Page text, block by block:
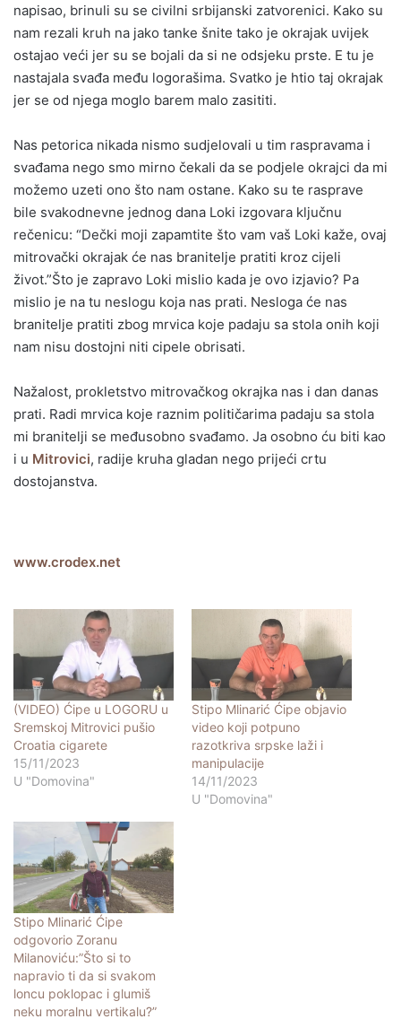
napisao, brinuli su se civilni srbijanski zatvorenici. Kako su
nam rezali kruh na jako tanke šnite tako je okrajak uvijek
ostajao veći jer su se bojali da si ne odsjeku prste. E tu je
nastajala svađa među logorašima. Svatko je htio taj okrajak
jer se od njega moglo barem malo zasititi.
Nas petorica nikada nismo sudjelovali u tim raspravama i
svađama nego smo mirno čekali da se podjele okrajci da mi
možemo uzeti ono što nam ostane. Kako su te rasprave
bile svakodnevne jednog dana Loki izgovara ključnu
rečenicu: “Dečki moji zapamtite što vam vaš Loki kaže, ovaj
mitrovački okrajak će nas branitelje pratiti kroz cijeli
život.”Što je zapravo Loki mislio kada je ovo izjavio? Pa
mislio je na tu neslogu koja nas prati. Nesloga će nas
branitelje pratiti zbog mrvica koje padaju sa stola onih koji
nam nisu dostojni niti cipele obrisati.
Nažalost, prokletstvo mitrovačkog okrajka nas i dan danas
prati. Radi mrvica koje raznim političarima padaju sa stola
mi branitelji se međusobno svađamo. Ja osobno ću biti kao
i u Mitrovici, radije kruha gladan nego prijeći crtu
dostojanstva.
www.crodex.net
(VIDEO) Ćipe u LOGORU u
Sremskoj Mitrovici pušio
Croatia cigarete
15/11/2023
U "Domovina"
Stipo Mlinarić Ćipe objavio
video koji potpuno
razotkriva srpske laži i
manipulacije
14/11/2023
U "Domovina"
Stipo Mlinarić Ćipe
odgovorio Zoranu
Milanoviću:”Što si to
napravio ti da si svakom
loncu poklopac i glumiš
neku moralnu vertikalu?”